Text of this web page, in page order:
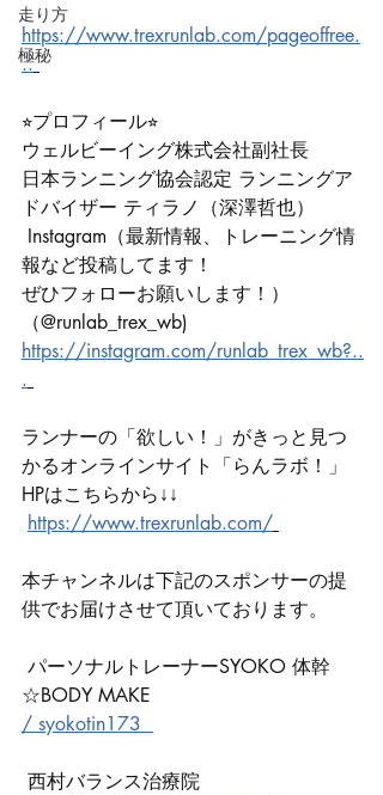
走り方
極秘
https://www.trexrunlab.com/pageoffree.
..
⭐︎プロフィール⭐︎
ウェルビーイング株式会社副社長
日本ランニング協会認定 ランニングア
ドバイザー ティラノ（深澤哲也）
報など投稿してます！
ぜひフォローお願いします！）
（@runlab_trex_wb)
https://instagram.com/runlab_trex_wb?..
.
ランナーの「欲しい！」がきっと見つ
かるオンラインサイト「らんラボ！」
HPはこちらから↓↓
https://www.trexrunlab.com/
本チャンネルは下記のスポンサーの提
供でお届けさせて頂いております。
☆BODY MAKE
/ syokotin173
西村バランス治療院